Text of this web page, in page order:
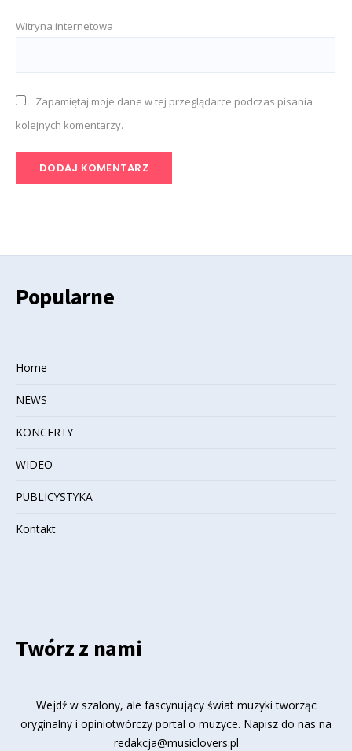
Witryna internetowa
Zapamiętaj moje dane w tej przeglądarce podczas pisania
kolejnych komentarzy.
Popularne
Home
NEWS
KONCERTY
WIDEO
PUBLICYSTYKA
Kontakt
Twórz z nami
Wejdź w szalony, ale fascynujący świat muzyki tworząc
oryginalny i opiniotwórczy portal o muzyce. Napisz do nas na
redakcja@musiclovers.pl